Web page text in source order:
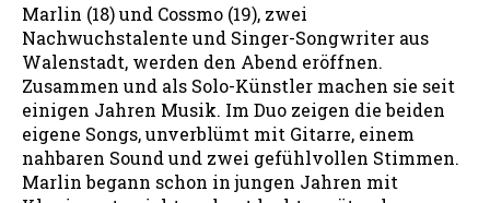
Marlin (18) und Cossmo (19), zwei
Nachwuchstalente und Singer-Songwriter aus
Walenstadt, werden den Abend eröffnen.
Zusammen und als Solo-Künstler machen sie seit
einigen Jahren Musik. Im Duo zeigen die beiden
eigene Songs, unverblümt mit Gitarre, einem
nahbaren Sound und zwei gefühlvollen Stimmen.
Marlin begann schon in jungen Jahren mit